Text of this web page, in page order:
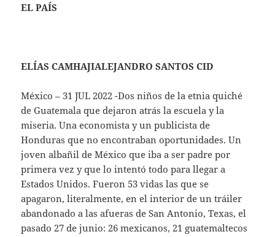
EL PAÍS
ELÍAS CAMHAJIALEJANDRO SANTOS CID
México – 31 JUL 2022 -Dos niños de la etnia quiché
de Guatemala que dejaron atrás la escuela y la
miseria. Una economista y un publicista de
Honduras que no encontraban oportunidades. Un
joven albañil de México que iba a ser padre por
primera vez y que lo intentó todo para llegar a
Estados Unidos. Fueron 53 vidas las que se
apagaron, literalmente, en el interior de un tráiler
abandonado a las afueras de San Antonio, Texas, el
pasado 27 de junio: 26 mexicanos, 21 guatemaltecos